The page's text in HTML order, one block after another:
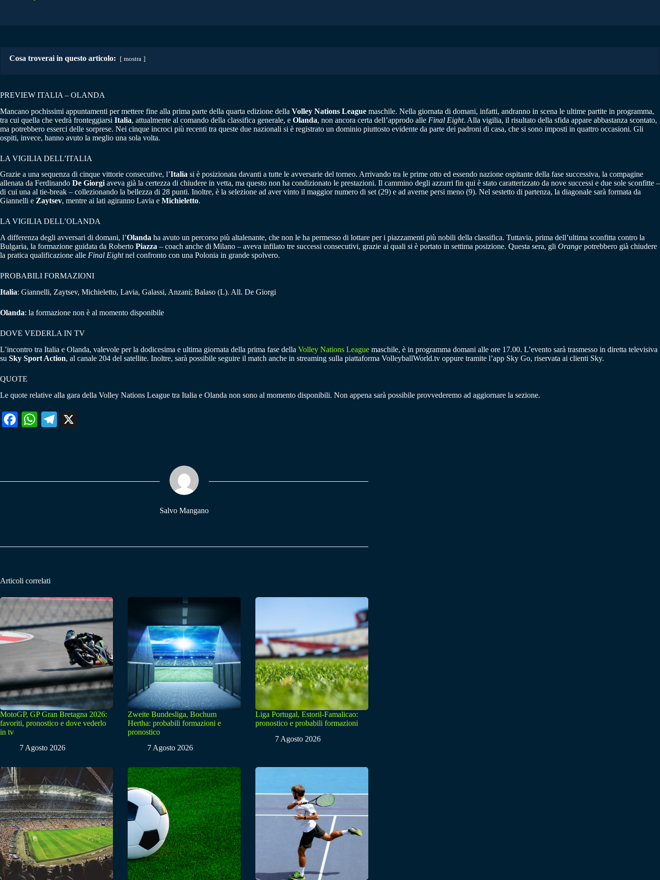
Cosa troverai in questo articolo: mostra
PREVIEW ITALIA – OLANDA
Mancano pochissimi appuntamenti per mettere fine alla prima parte della quarta edizione della Volley Nations League maschile. Nella giornata di domani, infatti, andranno in scena le ultime partite in programma,
tra cui quella che vedrà fronteggiarsi Italia, attualmente al comando della classifica generale, e Olanda, non ancora certa dell’approdo alle Final Eight. Alla vigilia, il risultato della sfida appare abbastanza scontato,
ma potrebbero esserci delle sorprese. Nei cinque incroci più recenti tra queste due nazionali si è registrato un dominio piuttosto evidente da parte dei padroni di casa, che si sono imposti in quattro occasioni. Gli
ospiti, invece, hanno avuto la meglio una sola volta.
LA VIGILIA DELL’ITALIA
Grazie a una sequenza di cinque vittorie consecutive, l’Italia si è posizionata davanti a tutte le avversarie del torneo. Arrivando tra le prime otto ed essendo nazione ospitante della fase successiva, la compagine
allenata da Ferdinando De Giorgiaveva già la certezza di chiudere in vetta, ma questo non ha condizionato le prestazioni. Il cammino degli azzurri fin qui è stato caratterizzato da nove successi e due sole sconfitte –
di cui una al tie-break – collezionando la bellezza di 28 punti. Inoltre, è la selezione ad aver vinto il maggior numero di set (29) e ad averne persi meno (9). Nel sestetto di partenza, la diagonale sarà formata da
Giannelli e Zaytsev, mentre ai lati agiranno Lavia e Michieletto.
LA VIGILIA DELL’OLANDA
A differenza degli avversari di domani, l’Olanda ha avuto un percorso più altalenante, che non le ha permesso di lottare per i piazzamenti più nobili della classifica. Tuttavia, prima dell’ultima sconfitta contro la
Bulgaria, la formazione guidata da Roberto Piazza – coach anche di Milano – aveva infilato tre successi consecutivi, grazie ai quali si è portato in settima posizione. Questa sera, gli Orange potrebbero già chiudere
la pratica qualificazione alle Final Eightnel confronto con una Polonia in grande spolvero.
PROBABILI FORMAZIONI
Italia: Giannelli, Zaytsev, Michieletto, Lavia, Galassi, Anzani; Balaso (L). All. De Giorgi
Olanda: la formazione non è al momento disponibile
DOVE VEDERLA IN TV
L’incontro tra Italia e Olanda, valevole per la dodicesima e ultima giornata della prima fase della Volley Nations League maschile, è in programma domani alle ore 17.00. L’evento sarà trasmesso in diretta televisiva
su Sky Sport Action, al canale 204 del satellite. Inoltre, sarà possibile seguire il match anche in streaming sulla piattaforma VolleyballWorld.tv oppure tramite l’app Sky Go, riservata ai clienti Sky.
QUOTE
Le quote relative alla gara della Volley Nations League tra Italia e Olanda non sono al momento disponibili. Non appena sarà possibile provvederemo ad aggiornare la sezione.
Fa W
pp
Te
m
Salvo Mangano
Articoli correlati
MotoGP, GP Gran Bretagna 2026:
favoriti, pronostico e dove vederlo
in tv
7 Agosto 2026
Zweite Bundesliga, Bochum
Hertha: probabili formazioni e
pronostico
7 Agosto 2026
Liga Portugal, Estoril-Famalicao:
pronostico e probabili formazioni
7 Agosto 2026